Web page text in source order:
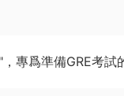
專爲準備GRE考試